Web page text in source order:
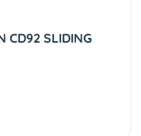
CD92 SLIDING